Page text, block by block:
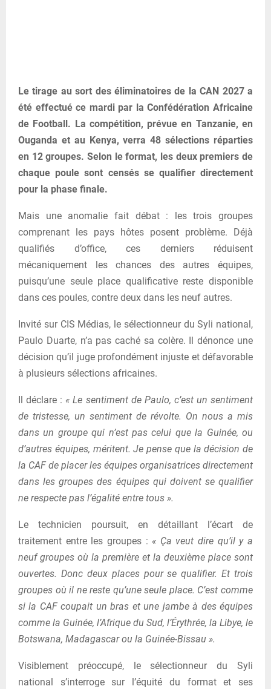
Le tirage au sort des éliminatoires de laCAN 2027a
été effectué ce mardi par laConfédération Africaine
de Football . La compétition, prévue en Tanzanie, en
Ouganda et au Kenya, verra 48 sélections réparties
en 12 groupes. Selon le format, les deux premiers de
chaque poule sont censés se qualifier directement
pour la phase finale.
Mais une anomalie fait débat : les trois groupes
comprenant les pays hôtes posent problème. Déjà
qualifiés d’office, ces derniers réduisent
mécaniquement les chances des autres équipes,
puisqu’une seule place qualificative reste disponible
dans ces poules, contre deux dans les neuf autres.
Invité sur CIS Médias, le sélectionneur duSyli national ,
Paulo Duarte, n’a pas caché sa colère. Il dénonce une
décision qu’il juge profondément injuste et défavorable
à plusieurs sélections africaines.
Il déclare : « Le sentiment de Paulo, c’est un sentiment
de tristesse, un sentiment de révolte. On nous a mis
dans un groupe qui n’est pas celui que la Guinée, ou
d’autres équipes, méritent. Je pense que la décision de
la CAF de placer les équipes organisatrices directement
dans les groupes des équipes qui doivent se qualifier
ne respecte pas l’égalité entre tous ».
Le technicien poursuit, en détaillant l’écart de
traitement entre les groupes : « Ça veut dire qu’il y a
neuf groupes où la première et la deuxième place sont
ouvertes. Donc deux places pour se qualifier. Et trois
groupes où il ne reste qu’une seule place. C’est comme
si la CAF coupait un bras et une jambe à des équipes
comme la Guinée, l’Afrique du Sud, l’Érythrée, la Libye, le
Botswana, Madagascar ou la Guinée-Bissau ».
Visiblement préoccupé, le sélectionneur du Syli
national s’interroge sur l’équité du format et ses